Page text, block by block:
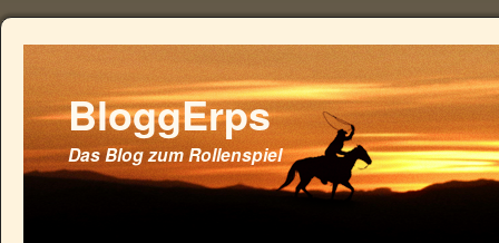
BloggErps
Das Blog zum Rollenspiel